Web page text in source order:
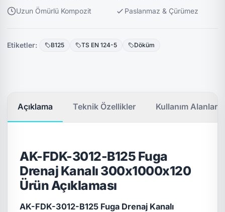
Uzun Ömürlü Kompozit
Paslanmaz & Çürümez
Etiketler: B125 TS EN 124-5 Döküm
Açıklama Teknik Özellikler Kullanım Alanları
AK-FDK-3012-B125 Fuga
Drenaj Kanalı 300x1000x120
Ürün Açıklaması
AK-FDK-3012-B125 Fuga Drenaj Kanalı